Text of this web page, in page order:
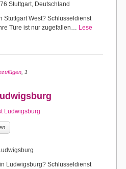
Stuttgart, Deutschland
Stuttgart West? Schlüsseldienst
Türe ist nur zugefallen… Lese
, 1
Ludwigsburg
Ludwigsburg? Schlüsseldienst